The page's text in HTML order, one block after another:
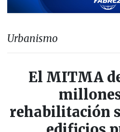
Urbanismo
El MITMA
rehabilitación